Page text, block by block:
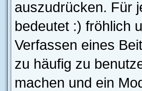
auszudrücken. Für
bedeutet :) fröhlich
Verfassen eines
zu häufig zu
machen und ein